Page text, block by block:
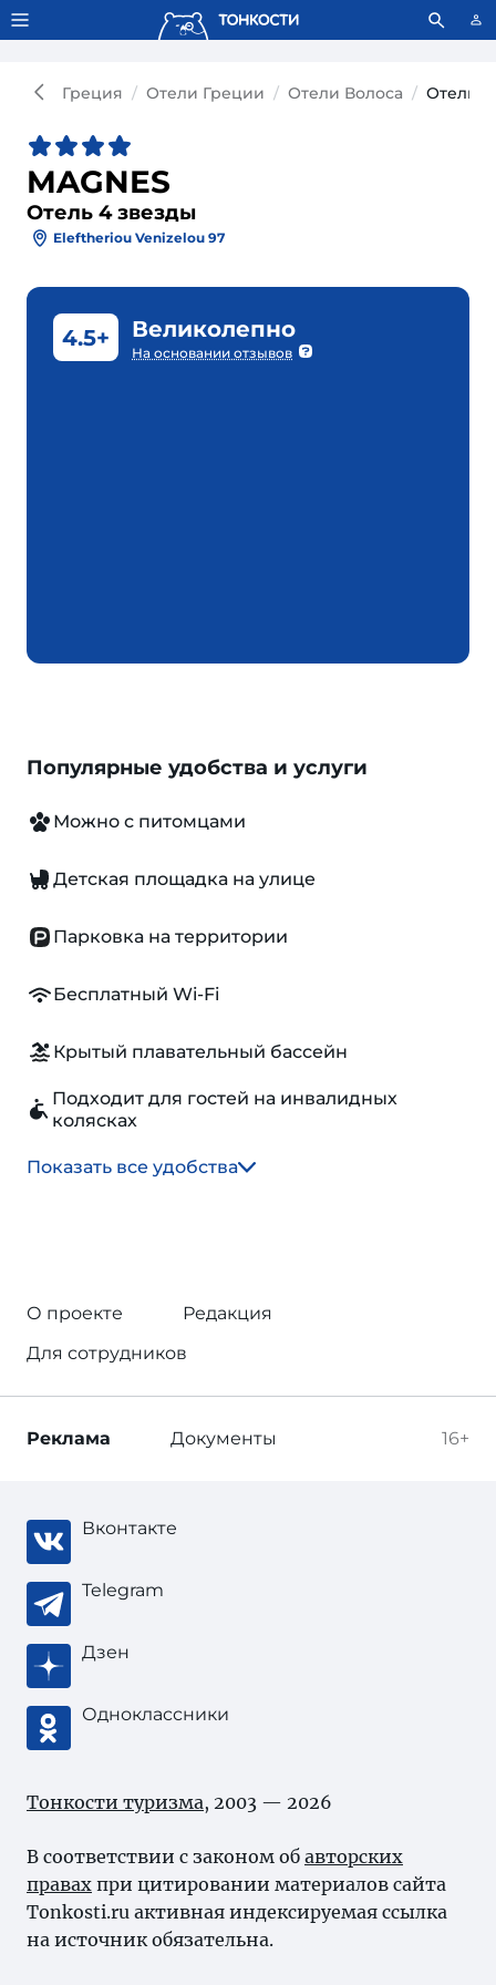
Тонкости используют сookie-файлы. Что это значит?
Греция Отели Греции Отели Волоса Отель
MAGNES
Отель 4 звезды
Eleftheriou Venizelou 97
4.5+ Великолепно
На основании отзывов
Популярные удобства и услуги
Можно с питомцами
Детская площадка на улице
Парковка на территории
Бесплатный Wi-Fi
Крытый плавательный бассейн
Подходит для гостей на инвалидных
колясках
Показать все удобства
О проекте
Редакция
Для сотрудников
16+
Реклама Документы
Вконтакте
Telegram
Дзен
Одноклассники
Тонкости туризма, 2003 — 2026
В соответствии с законом об авторских
правах при цитировании материалов сайта
Tonkosti.ru активная индексируемая ссылка
на источник обязательна.